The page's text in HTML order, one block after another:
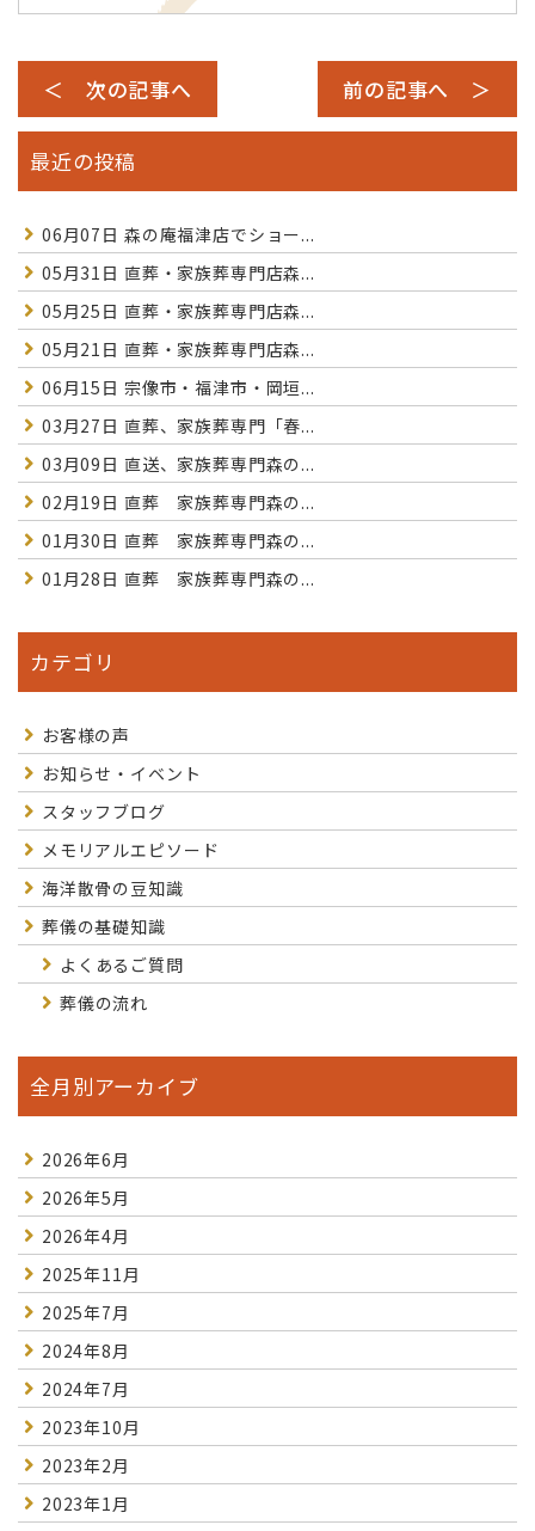
＜ 次の記事へ 前の記事へ ＞
最近の投稿
06月07日 森の庵福津店でショー...
05月31日 直葬・家族葬専門店森...
05月25日 直葬・家族葬専門店森...
05月21日 直葬・家族葬専門店森...
06月15日 宗像市・福津市・岡垣...
03月27日 直葬、家族葬専門「春...
03月09日 直送、家族葬専門森の...
02月19日 直葬 家族葬専門森の...
01月30日 直葬 家族葬専門森の...
01月28日 直葬 家族葬専門森の...
カテゴリ
お客様の声
お知らせ・イベント
スタッフブログ
メモリアルエピソード
海洋散骨の豆知識
葬儀の基礎知識
よくあるご質問
葬儀の流れ
全月別アーカイブ
2026年6月
2026年5月
2026年4月
2025年11月
2025年7月
2024年8月
2024年7月
2023年10月
2023年2月
2023年1月